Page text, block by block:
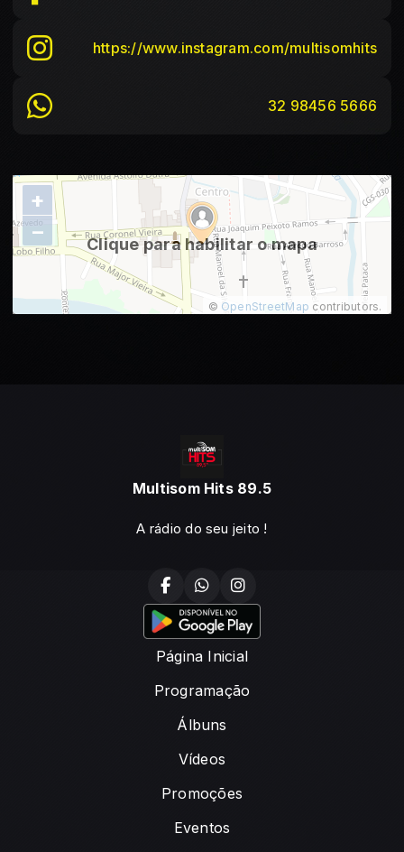
https://www.instagram.com/multisomhits
32 98456 5666
Clique para habilitar o mapa
+
−
© OpenStreetMap contributors.
Multisom Hits 89.5
A rádio do seu jeito !
Página Inicial
Programação
Álbuns
Vídeos
Promoções
Eventos